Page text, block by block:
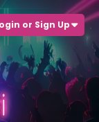
or Sign Up